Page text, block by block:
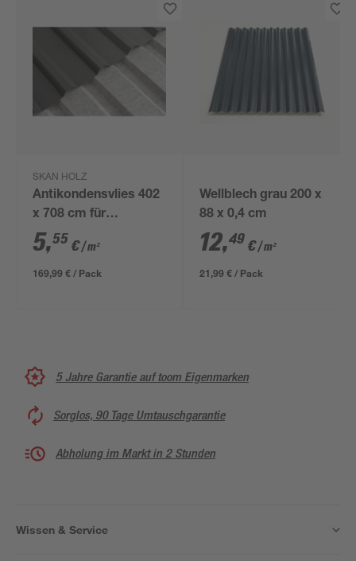
SKAN HOLZ
Antikondensvlies 402
x 708 cm für
Trapezblech-
Dachplatten
5,55 €/ m²
169,99 € / Pack
Wellblech grau 200 x
88 x 0,4 cm
12,49 €/ m²
21,99 € / Pack
5 Jahre Garantie auf toom Eigenmarken
Sorglos, 90 Tage Umtauschgarantie
Abholung im Markt in 2 Stunden
Wissen & Service